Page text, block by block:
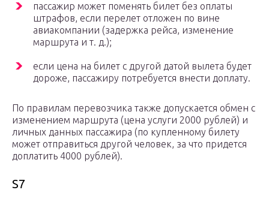
пассажир может поменять билет без оплаты
штрафов, если перелет отложен по вине
авиакомпании (задержка рейса, изменение
маршрута и т. д.);
если цена на билет с другой датой вылета будет
дороже, пассажиру потребуется внести доплату.
По правилам перевозчика также допускается обмен с
изменением маршрута (цена услуги 2000 рублей) и
личных данных пассажира (по купленному билету
может отправиться другой человек, за что придется
доплатить 4000 рублей).
S7